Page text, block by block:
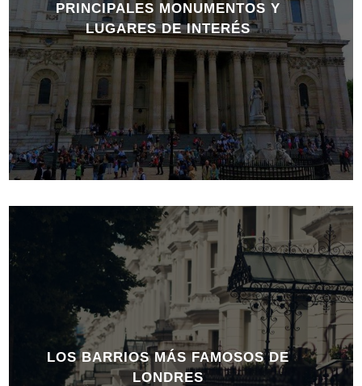
PRINCIPALES MONUMENTOS Y
LUGARES DE INTERÉS
LOS BARRIOS MÁS FAMOSOS DE
LONDRES